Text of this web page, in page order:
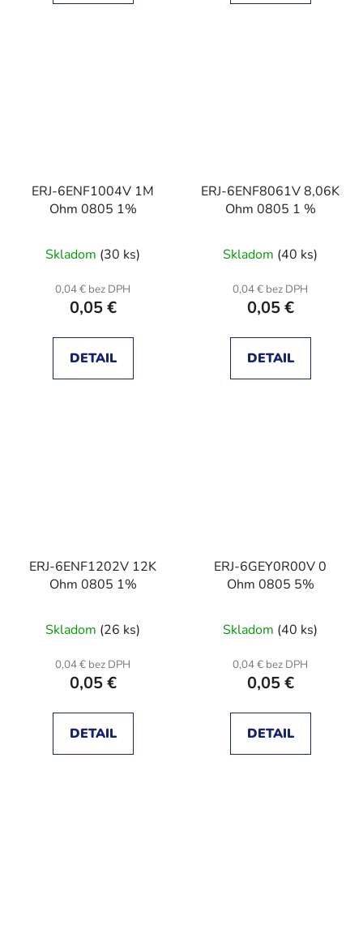
ERJ-6ENF1004V 1M
Ohm 0805 1%
Skladom (30 ks)
0,04 € bez DPH
0,05 €
DETAIL
ERJ-6ENF8061V 8,06K
Ohm 0805 1 %
Skladom (40 ks)
0,04 € bez DPH
0,05 €
DETAIL
ERJ-6ENF1202V 12K
Ohm 0805 1%
Skladom (26 ks)
0,04 € bez DPH
0,05 €
DETAIL
ERJ-6GEY0R00V 0
Ohm 0805 5%
Skladom (40 ks)
0,04 € bez DPH
0,05 €
DETAIL